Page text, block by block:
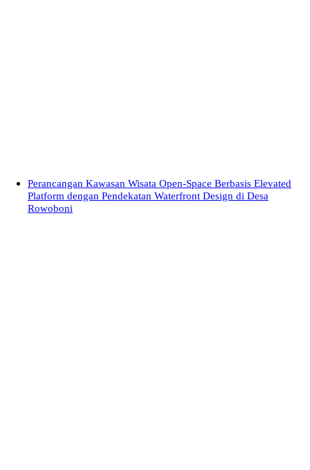
Perancangan Kawasan Wisata Open-Space Berbasis Elevated
Platform dengan Pendekatan Waterfront Design di Desa
Rowoboni